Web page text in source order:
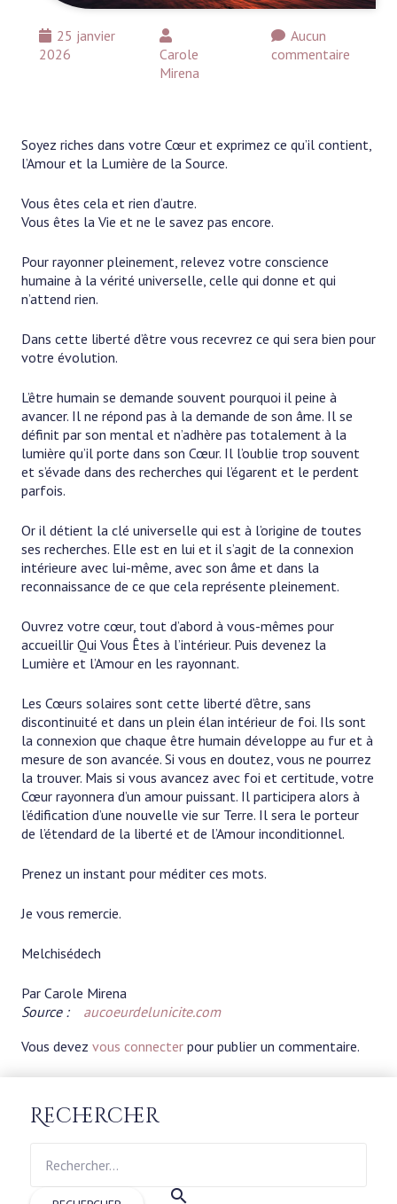
25 janvier
2026
Carole
Mirena
Aucun
commentaire
Soyez riches dans votre Cœur et exprimez ce qu’il contient,
l’Amour et la Lumière de la Source.
Vous êtes cela et rien d’autre.
Vous êtes la Vie et ne le savez pas encore.
Pour rayonner pleinement, relevez votre conscience
humaine à la vérité universelle, celle qui donne et qui
n’attend rien.
Dans cette liberté d’être vous recevrez ce qui sera bien pour
votre évolution.
L’être humain se demande souvent pourquoi il peine à
avancer. Il ne répond pas à la demande de son âme. Il se
définit par son mental et n’adhère pas totalement à la
lumière qu’il porte dans son Cœur. Il l’oublie trop souvent
et s’évade dans des recherches qui l’égarent et le perdent
parfois.
Or il détient la clé universelle qui est à l’origine de toutes
ses recherches. Elle est en lui et il s’agit de la connexion
intérieure avec lui-même, avec son âme et dans la
reconnaissance de ce que cela représente pleinement.
Ouvrez votre cœur, tout d’abord à vous-mêmes pour
accueillir Qui Vous Êtes à l’intérieur. Puis devenez la
Lumière et l’Amour en les rayonnant.
Les Cœurs solaires sont cette liberté d’être, sans
discontinuité et dans un plein élan intérieur de foi. Ils sont
la connexion que chaque être humain développe au fur et à
mesure de son avancée. Si vous en doutez, vous ne pourrez
la trouver. Mais si vous avancez avec foi et certitude, votre
Cœur rayonnera d’un amour puissant. Il participera alors à
l’édification d’une nouvelle vie sur Terre. Il sera le porteur
de l’étendard de la liberté et de l’Amour inconditionnel.
Prenez un instant pour méditer ces mots.
Je vous remercie.
Melchisédech
Par Carole Mirena
Source : aucoeurdelunicite.com
Vous devez vous connecter pour publier un commentaire.
Rechercher